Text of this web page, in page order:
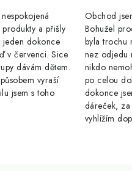
a přišly
dokonce
v červenci. Sice
dávám dětem.
vyraší
jsem s toho
Obchod
Bohužel
byla trochu
nez odjedu
nikdo
po celou
dokonce
dáreček,
vyhlížím